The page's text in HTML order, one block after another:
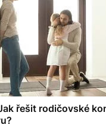
řešit rodičovské